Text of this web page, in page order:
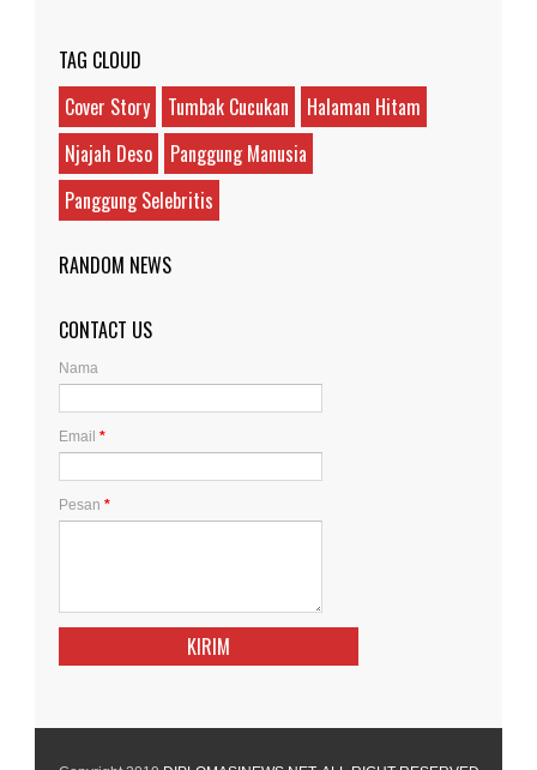
TAG CLOUD
Cover Story
Tumbak Cucukan
Halaman Hitam
Njajah Deso
Panggung Manusia
Panggung Selebritis
RANDOM NEWS
CONTACT US
Nama
Email *
Pesan *